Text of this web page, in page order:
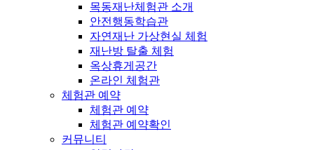
목동재난체험관 소개
안전행동학습관
자연재난 가상현실 체험
재난방 탈출 체험
옥상휴게공간
온라인 체험관
체험관 예약
체험관 예약
체험관 예약확인
커뮤니티